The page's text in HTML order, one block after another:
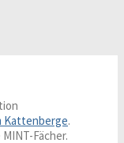
Kattenberge.
Fächer.